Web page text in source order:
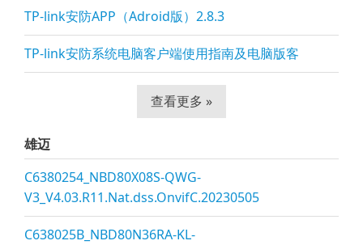
TP-link安防APP（Adroid版）2.8.3
TP-link安防系统电脑客户端使用指南及电脑版客
查看更多 »
雄迈
C6380254_NBD80X08S-QWG-
V3_V4.03.R11.Nat.dss.OnvifC.20230505
C638025B_NBD80N36RA-KL-